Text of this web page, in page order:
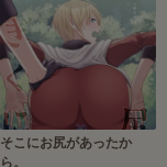
そこにお尻があったか
ら。